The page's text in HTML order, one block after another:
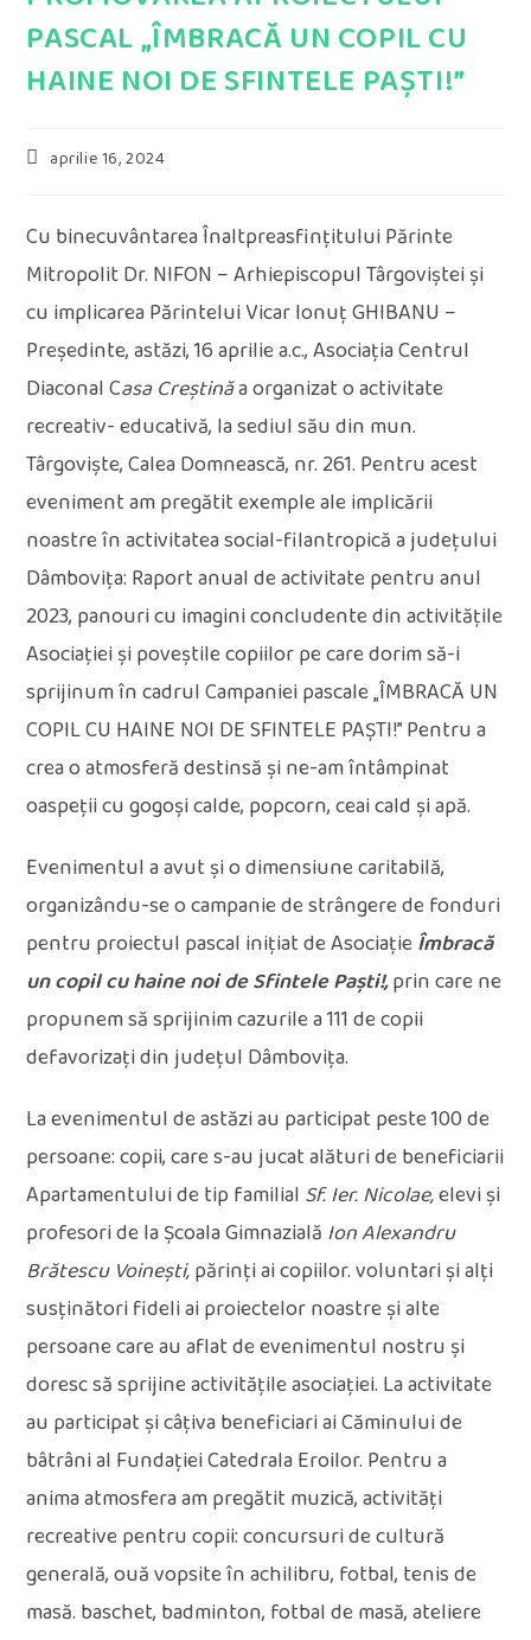
PASCAL „ÎMBRACĂ UN COPIL CU
HAINE NOI DE SFINTELE PAȘTI!”
Postaprilie 16, 2024
Cu binecuvântarea Înaltpreasfințitului Părinte
Mitropolit Dr. NIFON – Arhiepiscopul Târgoviștei și
cu implicarea Părintelui Vicar Ionuț GHIBANU –
Președinte, astăzi, 16 aprilie a.c., Asociația Centrul
Diaconal Casa Creștinăa organizat o activitate
recreativ- educativă, la sediul său din mun.
Târgoviște, Calea Domnească, nr. 261. Pentru acest
eveniment am pregătit exemple ale implicării
noastre în activitatea social-filantropică a județului
Dâmbovița: Raport anual de activitate pentru anul
2023, panouri cu imagini concludente din activitățile
Asociației și poveștile copiilor pe care dorim să-i
sprijinum în cadrul Campaniei pascale „ÎMBRACĂ UN
COPIL CU HAINE NOI DE SFINTELE PAȘTI!” Pentru a
crea o atmosferă destinsă și ne-am întâmpinat
oaspeții cu gogoși calde, popcorn, ceai cald și apă.
Evenimentul a avut și o dimensiune caritabilă,
organizându-se o campanie de strângere de fonduri
pentru proiectul pascal inițiat de AsociațieÎmbracă
un copil cu haine noi de Sfintele Paști!,prin care ne
propunem să sprijinim cazurile a 111 de copii
defavorizați din județul Dâmbovița.
La evenimentul de astăzi au participat peste 100 de
persoane: copii, care s-au jucat alături de beneficiarii
Apartamentului de tip familialSf. Ier. Nicolae,elevi și
profesori de la Școala GimnazialăIon Alexandru
Brătescu Voinești,părinți ai copiilor. voluntari și alți
susținători fideli ai proiectelor noastre și alte
persoane care au aflat de evenimentul nostru și
doresc să sprijine activitățile asociației. La activitate
au participat și câțiva beneficiari ai Căminului de
bâtrâni al Fundației Catedrala Eroilor. Pentru a
anima atmosfera am pregătit muzică, activități
recreative pentru copii: concursuri de cultură
generală, ouă vopsite în achilibru, fotbal, tenis de
masă. baschet, badminton, fotbal de masă, ateliere